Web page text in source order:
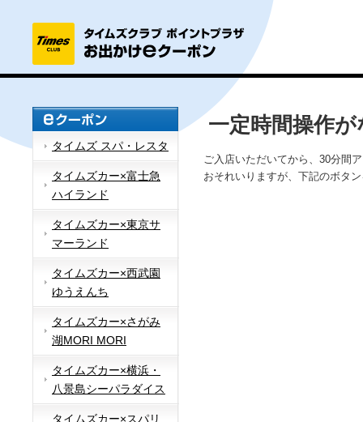
タイムズ スパ・レスタ
タイムズカー×富士急
ハイランド
タイムズカー×東京サ
マーランド
タイムズカー×西武園
ゆうえんち
タイムズカー×さがみ
湖MORI MORI
タイムズカー×横浜・
八景島シーパラダイス
タイムズカー×スパリ
一定時間操作
ご入店いただいてから、30分間
おそれいりますが、下記のボタ